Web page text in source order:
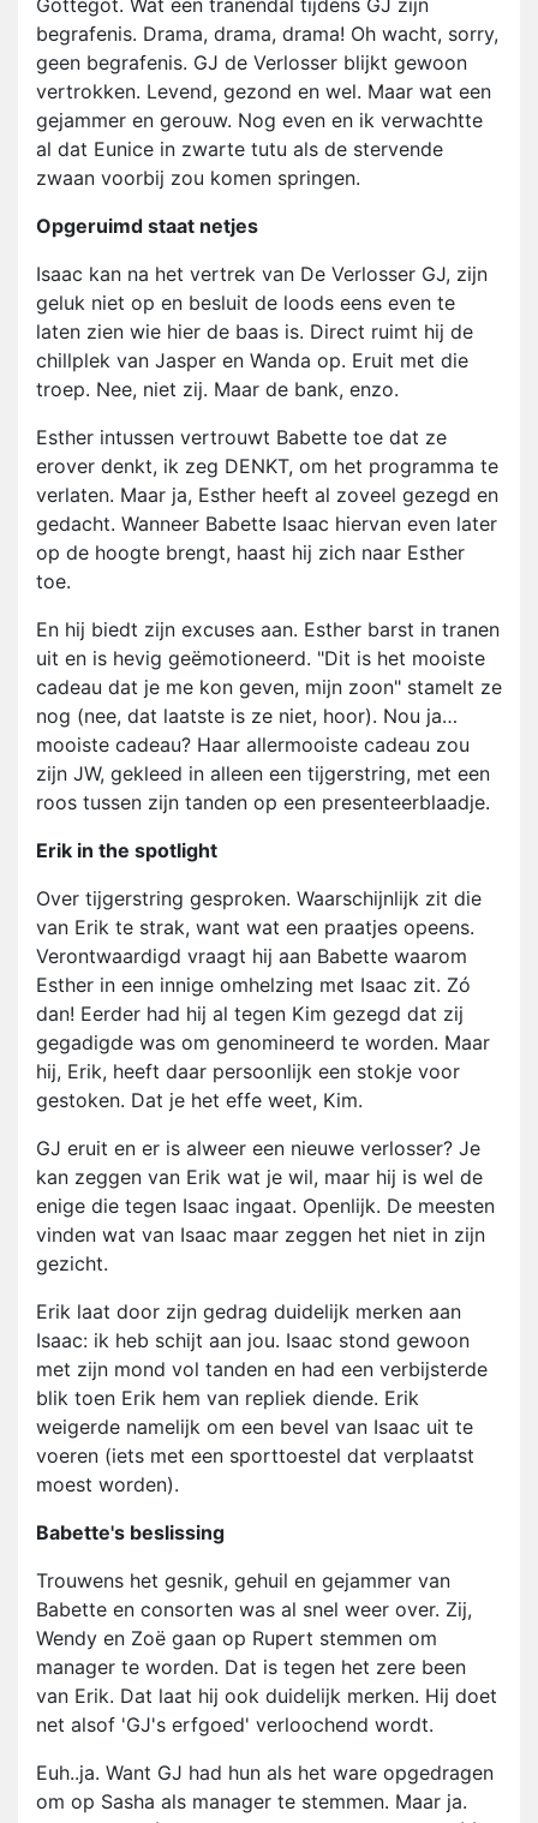
Gottegot. Wat een tranendal tijdens GJ zijn
begrafenis. Drama, drama, drama! Oh wacht, sorry,
geen begrafenis. GJ de Verlosser blijkt gewoon
vertrokken. Levend, gezond en wel. Maar wat een
gejammer en gerouw. Nog even en ik verwachtte
al dat Eunice in zwarte tutu als de stervende
zwaan voorbij zou komen springen.
Opgeruimd staat netjes
Isaac kan na het vertrek van De Verlosser GJ, zijn
geluk niet op en besluit de loods eens even te
laten zien wie hier de baas is. Direct ruimt hij de
chillplek van Jasper en Wanda op. Eruit met die
troep. Nee, niet zij. Maar de bank, enzo.
Esther intussen vertrouwt Babette toe dat ze
erover denkt, ik zeg DENKT, om het programma te
verlaten. Maar ja, Esther heeft al zoveel gezegd en
gedacht. Wanneer Babette Isaac hiervan even later
op de hoogte brengt, haast hij zich naar Esther
toe.
En hij biedt zijn excuses aan. Esther barst in tranen
uit en is hevig geëmotioneerd. "Dit is het mooiste
cadeau dat je me kon geven, mijn zoon" stamelt ze
nog (nee, dat laatste is ze niet, hoor). Nou ja…
mooiste cadeau? Haar allermooiste cadeau zou
zijn JW, gekleed in alleen een tijgerstring, met een
roos tussen zijn tanden op een presenteerblaadje.
Erik in the spotlight
Over tijgerstring gesproken. Waarschijnlijk zit die
van Erik te strak, want wat een praatjes opeens.
Verontwaardigd vraagt hij aan Babette waarom
Esther in een innige omhelzing met Isaac zit. Zó
dan! Eerder had hij al tegen Kim gezegd dat zij
gegadigde was om genomineerd te worden. Maar
hij, Erik, heeft daar persoonlijk een stokje voor
gestoken. Dat je het effe weet, Kim.
GJ eruit en er is alweer een nieuwe verlosser? Je
kan zeggen van Erik wat je wil, maar hij is wel de
enige die tegen Isaac ingaat. Openlijk. De meesten
vinden wat van Isaac maar zeggen het niet in zijn
gezicht.
Erik laat door zijn gedrag duidelijk merken aan
Isaac: ik heb schijt aan jou. Isaac stond gewoon
met zijn mond vol tanden en had een verbijsterde
blik toen Erik hem van repliek diende. Erik
weigerde namelijk om een bevel van Isaac uit te
voeren (iets met een sporttoestel dat verplaatst
moest worden).
Babette's beslissing
Trouwens het gesnik, gehuil en gejammer van
Babette en consorten was al snel weer over. Zij,
Wendy en Zoë gaan op Rupert stemmen om
manager te worden. Dat is tegen het zere been
van Erik. Dat laat hij ook duidelijk merken. Hij doet
net alsof 'GJ's erfgoed' verloochend wordt.
Euh..ja. Want GJ had hun als het ware opgedragen
om op Sasha als manager te stemmen. Maar ja.